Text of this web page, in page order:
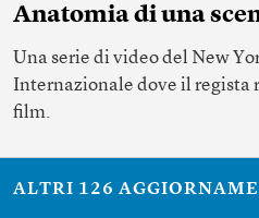
Anatomia di una
Una serie di video del New
Internazionale dove il regista
film.
ALTRI 126